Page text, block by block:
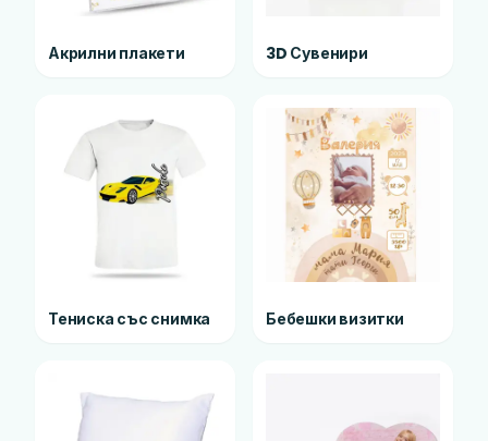
Акрилни плакети 3D Сувенири
Тениска със снимка Бебешки визитки